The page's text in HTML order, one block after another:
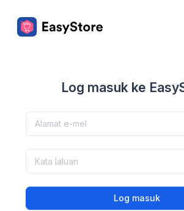
Log masuk ke
Log masuk